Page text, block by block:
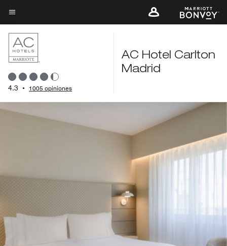
Skip
to
main
content
Texto del menú
4.3 • 1005 opiniones
AC Hotel Carlton
Madrid